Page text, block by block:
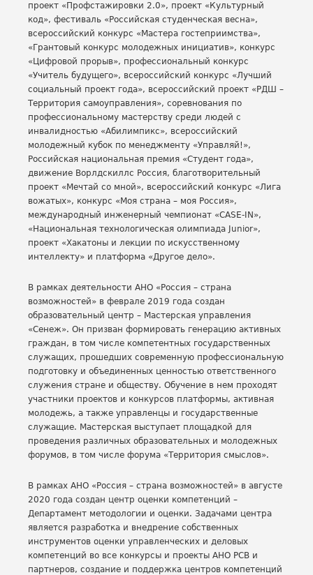
проект «Профстажировки 2.0», проект «Культурный
код», фестиваль «Российская студенческая весна»,
всероссийский конкурс «Мастера гостеприимства»,
«Грантовый конкурс молодежных инициатив», конкурс
«Цифровой прорыв», профессиональный конкурс
«Учитель будущего», всероссийский конкурс «Лучший
социальный проект года», всероссийский проект «РДШ –
Территория самоуправления», соревнования по
профессиональному мастерству среди людей с
инвалидностью «Абилимпикс», всероссийский
молодежный кубок по менеджменту «Управляй!»,
Российская национальная премия «Студент года»,
движение Ворлдскиллс Россия, благотворительный
проект «Мечтай со мной», всероссийский конкурс «Лига
вожатых», конкурс «Моя страна – моя Россия»,
международный инженерный чемпионат «CASE-IN»,
«Национальная технологическая олимпиада Junior»,
проект «Хакатоны и лекции по искусственному
интеллекту» и платформа «Другое дело».
В рамках деятельности АНО «Россия – страна
возможностей» в феврале 2019 года создан
образовательный центр – Мастерская управления
«Сенеж». Он призван формировать генерацию активных
граждан, в том числе компетентных государственных
служащих, прошедших современную профессиональную
подготовку и объединенных ценностью ответственного
служения стране и обществу. Обучение в нем проходят
участники проектов и конкурсов платформы, активная
молодежь, а также управленцы и государственные
служащие. Мастерская выступает площадкой для
проведения различных образовательных и молодежных
форумов, в том числе форума «Территория смыслов».
В рамках АНО «Россия – страна возможностей» в августе
2020 года создан центр оценки компетенций –
Департамент методологии и оценки. Задачами центра
является разработка и внедрение собственных
инструментов оценки управленческих и деловых
компетенций во все конкурсы и проекты АНО РСВ и
партнеров, создание и поддержка центров компетенций